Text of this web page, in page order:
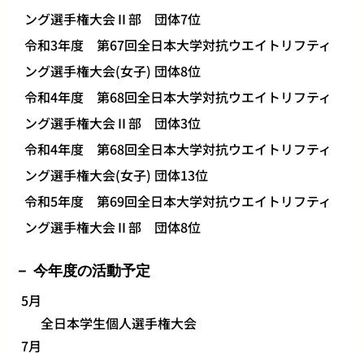
ング選手権大会Ⅱ部 団体7位
令和3年度 第67回全日本大学対抗ウエイトリフティ
ング選手権大会(女子) 団体8位
令和4年度 第68回全日本大学対抗ウエイトリフティ
ング選手権大会Ⅱ部 団体3位
令和4年度 第68回全日本大学対抗ウエイトリフティ
ング選手権大会(女子) 団体13位
令和5年度 第69回全日本大学対抗ウエイトリフティ
ング選手権大会Ⅱ部 団体8位
今年度の活動予定
5月
全日本学生個人選手権大会
7月